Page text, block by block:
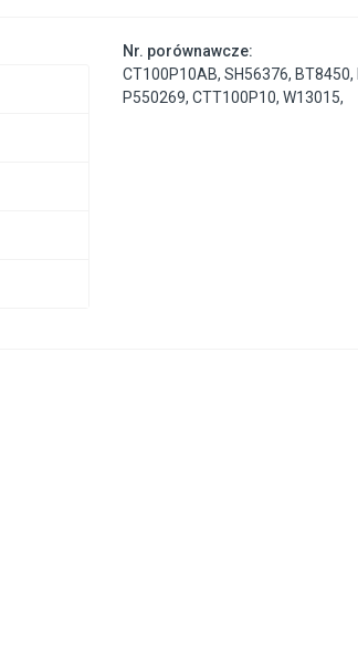
Nr. porównawcze:
CT100P10AB,SH56376, BT8450,
P550269,CTT100P10,W13015,